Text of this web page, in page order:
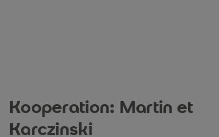
Kooperation: Martin et
Karczinski